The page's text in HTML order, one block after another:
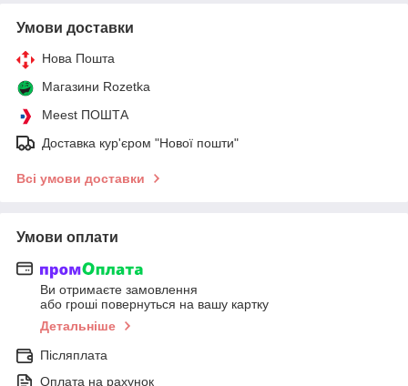
Умови доставки
Нова Пошта
Магазини Rozetka
Meest ПОШТА
Доставка кур'єром "Нової пошти"
Всі умови доставки
Умови оплати
Ви отримаєте замовлення
або гроші повернуться на вашу картку
Детальніше
Післяплата
Оплата на рахунок